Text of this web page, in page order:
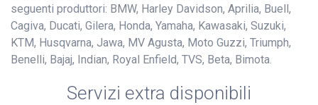
seguenti produttori: BMW, Harley Davidson, Aprilia, Buell,
Cagiva, Ducati, Gilera, Honda, Yamaha, Kawasaki, Suzuki,
KTM, Husqvarna, Jawa, MV Agusta, Moto Guzzi, Triumph,
Benelli, Bajaj, Indian, Royal Enfield, TVS, Beta, Bimota.
Servizi extra disponibili